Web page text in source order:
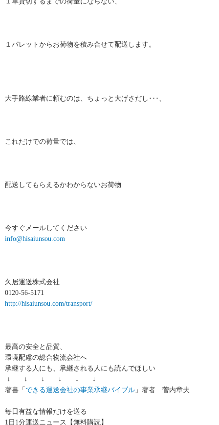
１パレットからお荷物を積み合せて配送します。
大手路線業者に頼むのは、ちょっと大げさだし･･･、
これだけでの荷量では、
配送してもらえるかわからないお荷物
今すぐメールしてください
info@hisaiunsou.com
久居運送株式会社
0120-56-5171
http://hisaiunsou.com/transport/
最高の安全と品質、
環境配慮の総合物流会社へ
承継する人にも、承継される人にも読んでほしい
↓ ↓ ↓ ↓ ↓ ↓
著書「 できる運送会社の事業承継バイブル 」著者 菅内章夫
毎日有益な情報だけを送る
1日1分運送ニュース【無料購読】